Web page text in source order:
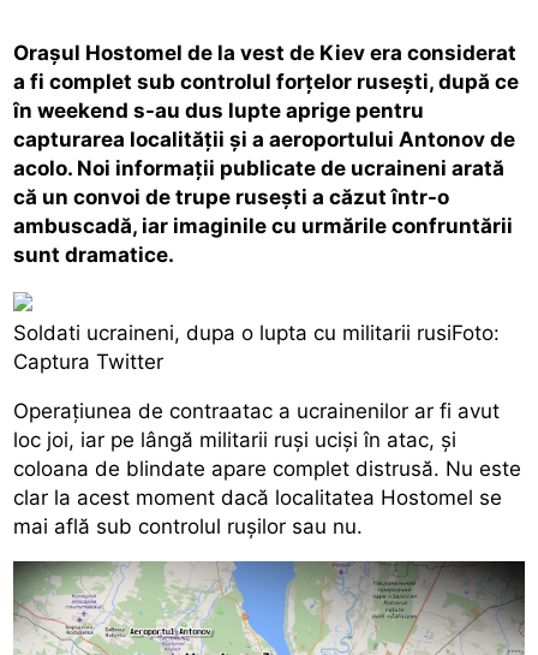
Orașul Hostomel de la vest de Kiev era considerat
a fi complet sub controlul forțelor rusești, după ce
în weekend s-au dus lupte aprige pentru
capturarea localității și a aeroportului Antonov de
acolo. Noi informații publicate de ucraineni arată
că un convoi de trupe rusești a căzut într-o
ambuscadă, iar imaginile cu urmările confruntării
sunt dramatice.
Soldati ucraineni, dupa o lupta cu militarii rusiFoto:
Captura Twitter
Operațiunea de contraatac a ucrainenilor ar fi avut
loc joi, iar pe lângă militarii ruși uciși în atac, și
coloana de blindate apare complet distrusă. Nu este
clar la acest moment dacă localitatea Hostomel se
mai află sub controlul rușilor sau nu.